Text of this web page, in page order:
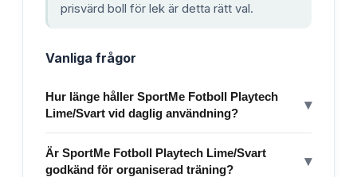
prisvärd boll för lek är detta rätt val.
Vanliga frågor
Hur länge håller SportMe Fotboll Playtech
Lime/Svart vid daglig användning?
▾
Är SportMe Fotboll Playtech Lime/Svart
godkänd för organiserad träning?
▾